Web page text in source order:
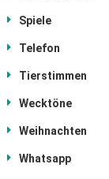
Spiele
Telefon
Tierstimmen
Wecktöne
Weihnachten
Whatsapp